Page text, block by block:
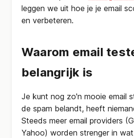
leggen we uit hoe je je email
en verbeteren.
Waarom email
belangrijk is
Je kunt nog zo'n mooie email
de spam belandt, heeft
Steeds meer email providers
Yahoo) worden strenger in